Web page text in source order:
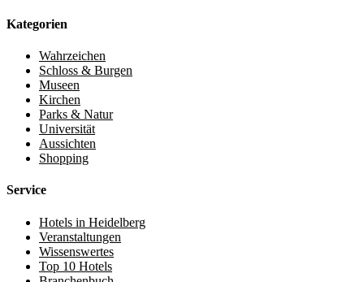
Kategorien
Wahrzeichen
Schloss & Burgen
Museen
Kirchen
Parks & Natur
Universität
Aussichten
Shopping
Service
Hotels in Heidelberg
Veranstaltungen
Wissenswertes
Top 10 Hotels